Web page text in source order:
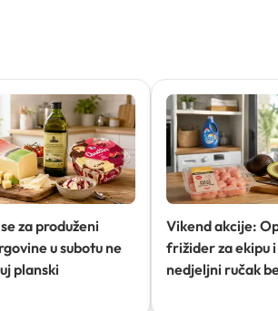
za produženi
u subotu ne
planski
Vikend akcije:
frižider za ekipu
nedjeljni ručak